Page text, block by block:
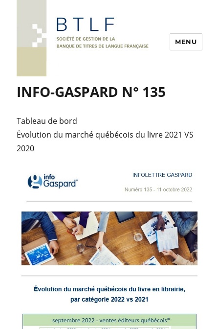
MENU
INFO-GASPARD N° 135
Tableau de bord
Évolution du marché québécois du livre 2021 VS
2020